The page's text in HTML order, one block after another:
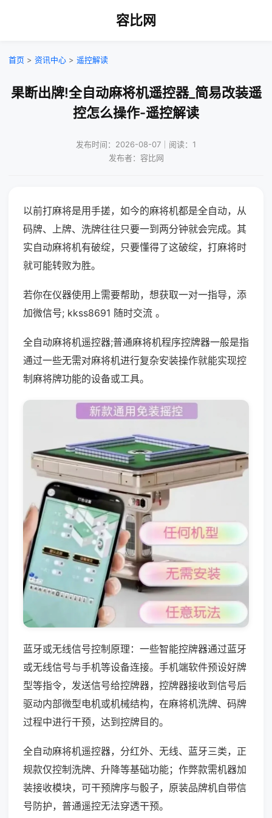
容比网
首页 > 资讯中心 > 遥控解读
果断出牌!全自动麻将机遥控器_简易改装遥
控怎么操作-遥控解读
发布时间：2026-08-07｜阅读：1
发布者：容比网
以前打麻将是用手搓，如今的麻将机都是全自动，从
码牌、上牌、洗牌往往只要一到两分钟就会完成。其
实自动麻将机有破绽，只要懂得了这破绽，打麻将时
就可能转败为胜。
若你在仪器使用上需要帮助，想获取一对一指导，添
加微信号; kkss8691 随时交流 。
全自动麻将机遥控器;普通麻将机程序控牌器一般是指
通过一些无需对麻将机进行复杂安装操作就能实现控
制麻将牌功能的设备或工具。
蓝牙或无线信号控制原理：一些智能控牌器通过蓝牙
或无线信号与手机等设备连接。手机端软件预设好牌
型等指令，发送信号给控牌器，控牌器接收到信号后
驱动内部微型电机或机械结构，在麻将机洗牌、码牌
过程中进行干预，达到控牌目的。
全自动麻将机遥控器，分红外、无线、蓝牙三类，正
规款仅控制洗牌、升降等基础功能；作弊款需机器加
装接收模块，可干预牌序与骰子，原装品牌机自带信
号防护，普通遥控无法穿透干预。